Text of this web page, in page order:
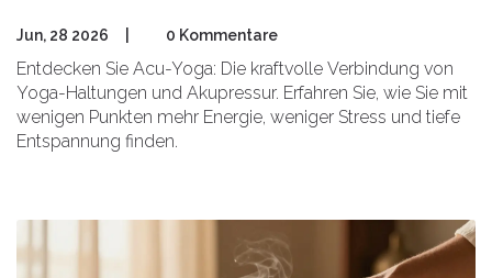
Jun, 28 2026 0 Kommentare
Entdecken Sie Acu-Yoga: Die kraftvolle Verbindung von
Yoga-Haltungen und Akupressur. Erfahren Sie, wie Sie mit
wenigen Punkten mehr Energie, weniger Stress und tiefe
Entspannung finden.